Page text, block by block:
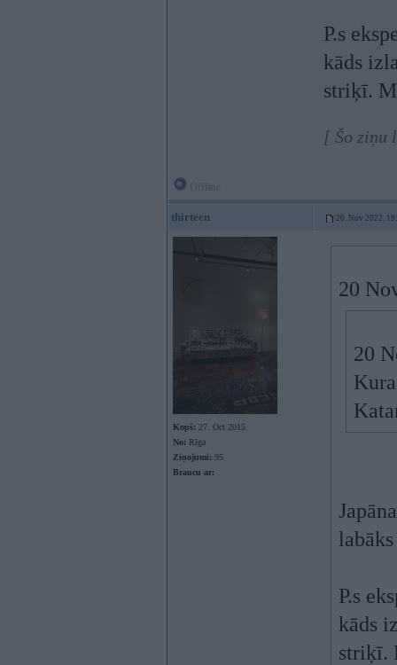
P.s
kāds
striķī.
[ Šo ziņu
thirteen 20. Nov 2022,
Kopš: 27. Oct 2015
No: Rīga
Ziņojumi: 95
Braucu ar:
20
20
P.s
kāds
striķī.